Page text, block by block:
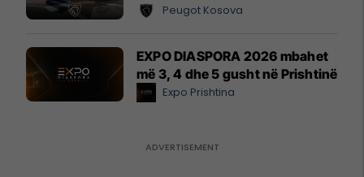
Peugot Kosova
EXPO DIASPORA 2026 mbahet
më 3, 4 dhe 5 gusht në Prishtinë
Expo Prishtina